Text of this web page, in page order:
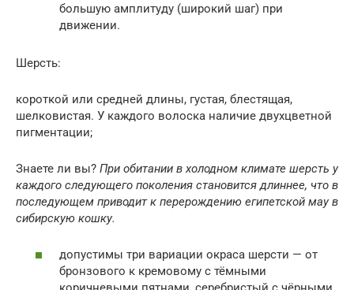
большую амплитуду (широкий шаг) при
движении.
Шерсть:
короткой или средней длины, густая, блестящая,
шелковистая. У каждого волоска наличие двухцветной
пигментации;
Знаете ли вы? При обитании в холодном климате шерсть у
каждого следующего поколения становится длиннее, что в
последующем приводит к перерождению египетской мау в
сибирскую кошку.
допустимы три вариации окраса шерсти — от
бронзового к кремовому с тёмными